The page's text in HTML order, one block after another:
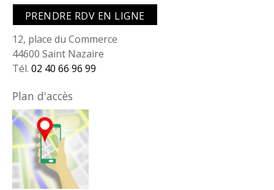
PRENDRE RDV EN LIGNE
12, place du Commerce
44600 Saint Nazaire
Tél. 02 40 66 96 99
Plan d'accès